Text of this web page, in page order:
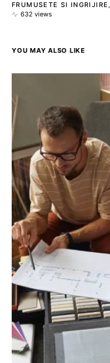
FRUMUSETE SI INGRIJIRE
632 views
YOU MAY ALSO LIKE